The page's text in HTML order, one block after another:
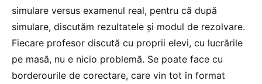
simulare versus examenul real, pentru că după
simulare, discutăm rezultatele și modul de rezolvare.
Fiecare profesor discută cu proprii elevi, cu lucrările
pe masă, nu e nicio problemă. Se poate face cu
borderourile de corectare, care vin tot în format